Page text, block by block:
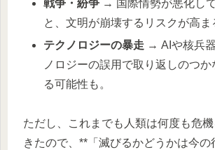
戦争・紛争 → 国際情勢が悪化し
と、文明が崩壊するリスクが高ま
テクノロジーの暴走 → AIや核兵
ノロジーの誤用で取り返しのつ
る可能性も。
ただし、これまでも人類は何度も危
きたので、**「滅びるかどうかは今の